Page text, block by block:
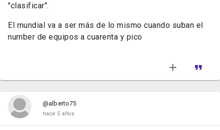
"clasificar".
El mundial va a ser más de lo mismo cuando suban el
number de equipos a cuarenta y pico
@alberto75
hace 5 años